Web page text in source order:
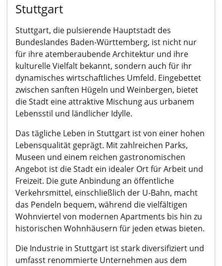
Stuttgart
Stuttgart, die pulsierende Hauptstadt des
Bundeslandes Baden-Württemberg, ist nicht nur
für ihre atemberaubende Architektur und ihre
kulturelle Vielfalt bekannt, sondern auch für ihr
dynamisches wirtschaftliches Umfeld. Eingebettet
zwischen sanften Hügeln und Weinbergen, bietet
die Stadt eine attraktive Mischung aus urbanem
Lebensstil und ländlicher Idylle.
Das tägliche Leben in Stuttgart ist von einer hohen
Lebensqualität geprägt. Mit zahlreichen Parks,
Museen und einem reichen gastronomischen
Angebot ist die Stadt ein idealer Ort für Arbeit und
Freizeit. Die gute Anbindung an öffentliche
Verkehrsmittel, einschließlich der U-Bahn, macht
das Pendeln bequem, während die vielfältigen
Wohnviertel von modernen Apartments bis hin zu
historischen Wohnhäusern für jeden etwas bieten.
Die Industrie in Stuttgart ist stark diversifiziert und
umfasst renommierte Unternehmen aus dem